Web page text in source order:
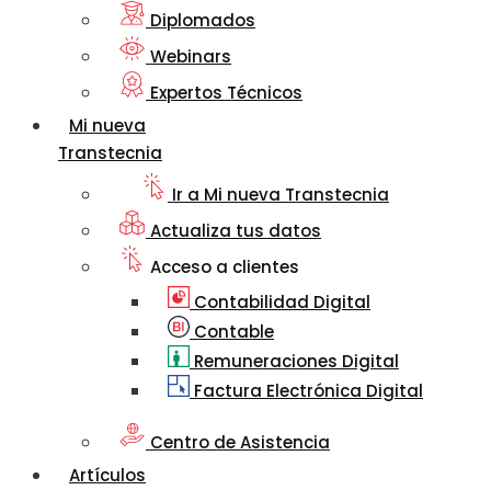
Diplomados
Webinars
Expertos Técnicos
Mi nueva
Transtecnia
Ir a Mi nueva Transtecnia
Actualiza tus datos
Acceso a clientes
Contabilidad Digital
Contable
Remuneraciones Digital
Factura Electrónica Digital
Centro de Asistencia
Artículos